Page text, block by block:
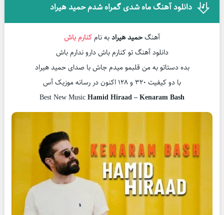
دانلود آهنگ ماه شدی گمراه شدم حمید هیراد
آهنگحمید هیرادبه نامکنارم باش
دانلود آهنگ تو کنارم باش دارو ندارم باش
بده دستاتو به من قلبمو میدم جاش با صدای حمید هیراد
با دو کیفیت ۳۲۰ و ۱۲۸ اکنون در رسانه موزیک آس
Best New MusicHamid Hiraad – Kenaram Bash